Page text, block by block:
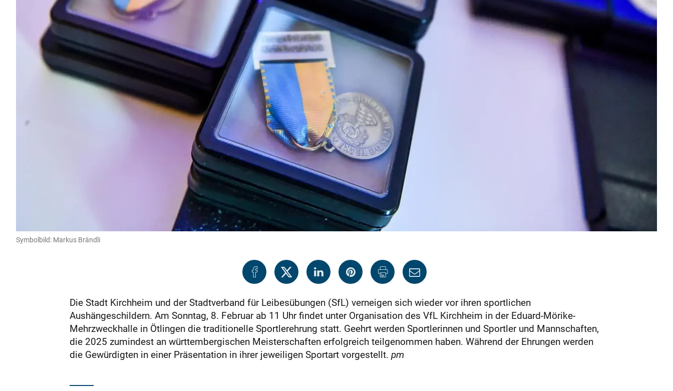
Symbolbild: Markus Brändli
Die Stadt Kirchheim und der Stadtverband für Leibesübungen (SfL) verneigen sich wieder vor ihren sportlichen
Aushängeschildern. Am Sonntag, 8. Februar ab 11 Uhr findet unter Organisation des VfL Kirchheim in der Eduard-Mörike-
Mehrzweckhalle in Ötlingen die traditionelle Sportlerehrung statt. Geehrt werden Sportlerinnen und Sportler und Mannschaften,
die 2025 zumindest an württembergischen Meisterschaften erfolgreich teilgenommen haben. Während der Ehrungen werden
die Gewürdigten in einer Präsentation in ihrer jeweiligen Sportart vorgestellt. pm